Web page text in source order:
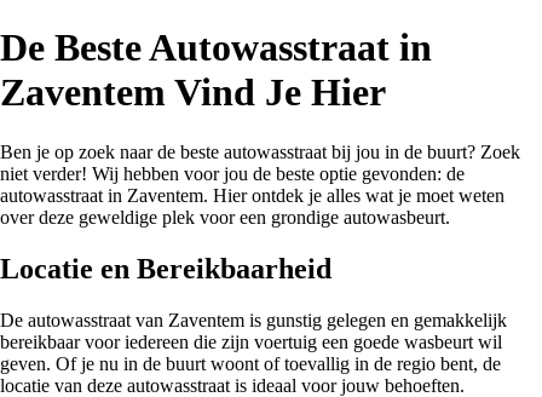
De Beste Autowasstraat in
Zaventem Vind Je Hier
Ben je op zoek naar de beste autowasstraat bij jou in de buurt? Zoek
niet verder! Wij hebben voor jou de beste optie gevonden: de
autowasstraat in Zaventem. Hier ontdek je alles wat je moet weten
over deze geweldige plek voor een grondige autowasbeurt.
Locatie en Bereikbaarheid
De autowasstraat van Zaventem is gunstig gelegen en gemakkelijk
bereikbaar voor iedereen die zijn voertuig een goede wasbeurt wil
geven. Of je nu in de buurt woont of toevallig in de regio bent, de
locatie van deze autowasstraat is ideaal voor jouw behoeften.